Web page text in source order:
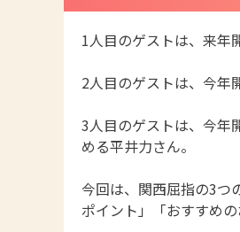
1人目のゲストは、来年
2人目のゲストは、今年
3人目のゲストは、今年
める平井力さん。
今回は、関西屈指の3つ
ポイント」「おすすめ